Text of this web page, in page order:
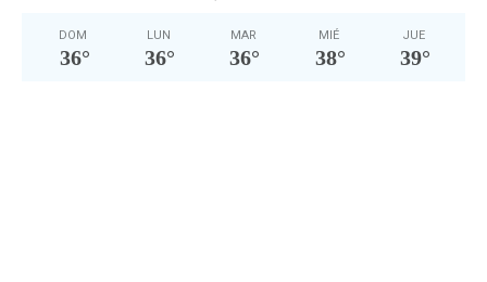
DOM
36°
LUN
36°
MAR
36°
MIÉ
38°
JUE
39°